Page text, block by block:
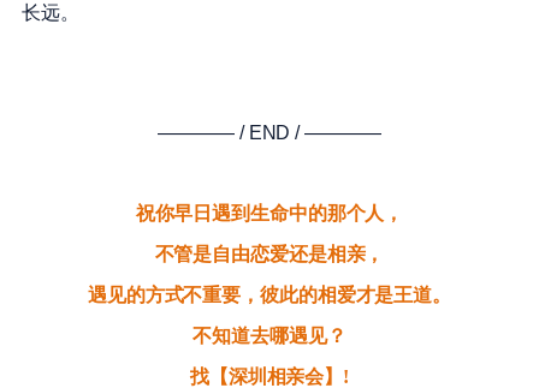
长远。
———— / END / ————
祝你早日遇到生命中的那个人，
不管是自由恋爱还是相亲，
遇见的方式不重要，彼此的相爱才是王道。
不知道去哪遇见？
找【深圳相亲会】!